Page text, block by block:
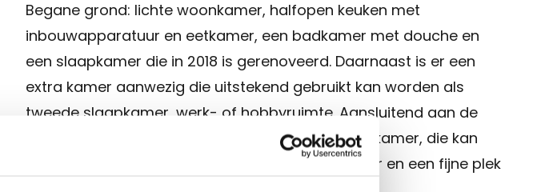
Begane grond: lichte woonkamer, halfopen keuken met
inbouwapparatuur en eetkamer, een badkamer met douche en
een slaapkamer die in 2018 is gerenoveerd. Daarnaast is er een
extra kamer aanwezig die uitstekend gebruikt kan worden als
tweede slaapkamer, werk- of hobbyruimte. Aansluitend aan de
woning bevindt zich een dichte overkapping/tuinkamer, die kan
worden gebruikt als extra woonkamer of zitkamer en een fijne plek